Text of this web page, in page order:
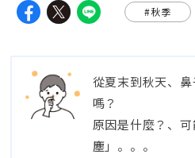
#秋季
從夏末到秋天、
嗎？
原因是什麼？、
塵」。。。